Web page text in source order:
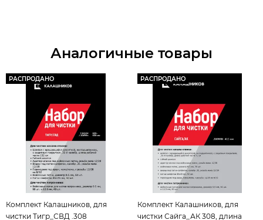
Аналогичные товары
РАСПРОДАНО
Комплект Калашников, для
чистки Тигр_СВД .308
РАСПРОДАНО
Комплект Калашников, для
чистки Сайга_АК 308, длина